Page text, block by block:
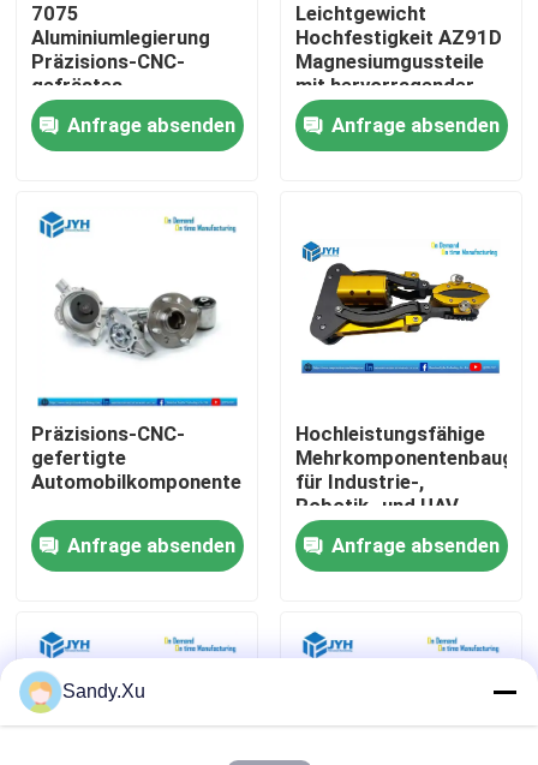
Haus
Dienstleistungen
VR-Show
Über uns
Qualitätskontrolle
Treten Sie mit uns in Verbindung
Fälle
7075
Aluminiumlegierung
Präzisions-CNC-
gefrästes
Aluminiumgehäuse mit
metrischem Gewinde
für hervorragende
industriellen Einsatz
Anfrage absenden
Leichtgewicht
Hochfestigkeit AZ91D
Magnesiumgussteile
mit hervorragender
Dimensionsgenauigkeit
für
Automobilanwendungen
Anfrage absenden
Präzisions-CNC-
gefertigte
Automobilkomponenten
Anfrage absenden
Hochleistungsfähige
für Industrie-,
Robotik- und UAV-
Anwendungen
Anfrage absenden
Sandy.Xu